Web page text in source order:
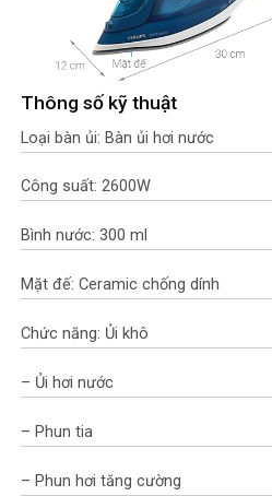
Thông số kỹ thuật
Loại bàn ủi: Bàn ủi hơi nước
Công suất: 2600W
Bình nước: 300 ml
Mặt đế: Ceramic chống dính
Chức năng: Ủi khô
– Ủi hơi nước
– Phun tia
– Phun hơi tăng cường